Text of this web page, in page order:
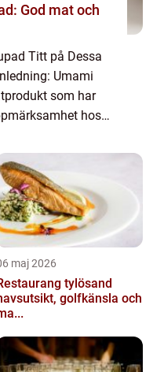
God mat och
Titt på Dessa
Umami
som har
hos
och rika
maj 2026
tylösand
golfkänsla och